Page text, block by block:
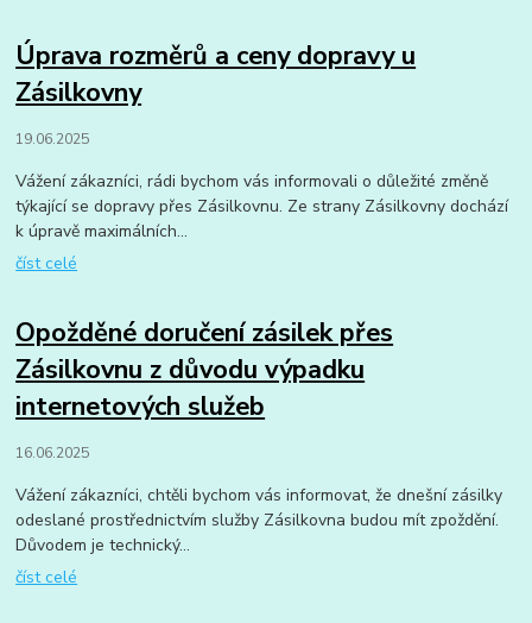
Úprava rozměrů a ceny dopravy u
Zásilkovny
19.06.2025
Vážení zákazníci, rádi bychom vás informovali o důležité změně
týkající se dopravy přes Zásilkovnu. Ze strany Zásilkovny dochází
k úpravě maximálních...
číst celé
Opožděné doručení zásilek přes
Zásilkovnu z důvodu výpadku
internetových služeb
16.06.2025
Vážení zákazníci, chtěli bychom vás informovat, že dnešní zásilky
odeslané prostřednictvím služby Zásilkovna budou mít zpoždění.
Důvodem je technický...
číst celé